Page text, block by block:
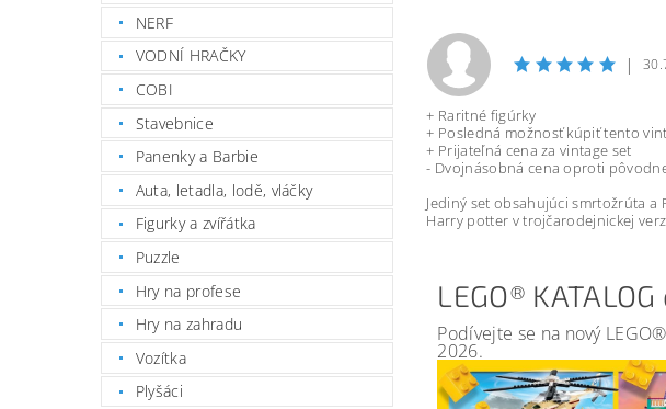
NERF
VODNÍ HRAČKY
COBI
Stavebnice
Panenky a Barbie
Auta, letadla, lodě, vláčky
Figurky a zvířátka
Puzzle
Hry na profese
Hry na zahradu
Vozítka
Plyšáci
|
+ Raritné figúrky
+ Posledná možnosť kúpiť tento
+ Prijateľná cena za vintage set
- Dvojnásobná cena oproti
Jediný set obsahujúci smrtožrúta
Harry potter v trojčarodejnickej
LEGO®
Podívejte se na nový
2026.